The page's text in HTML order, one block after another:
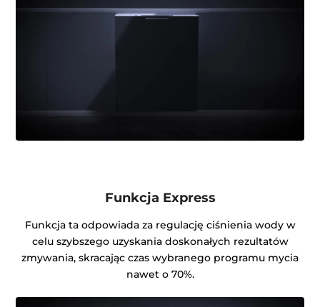
Funkcja Express
Funkcja ta odpowiada za regulację ciśnienia wody w
celu szybszego uzyskania doskonałych rezultatów
zmywania, skracając czas wybranego programu mycia
nawet o 70%.